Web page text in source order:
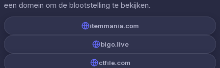
een domein om de blootstelling te bekijken.
itemmania.com
bigo.live
ctfile.com